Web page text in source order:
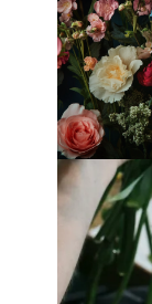
Flower